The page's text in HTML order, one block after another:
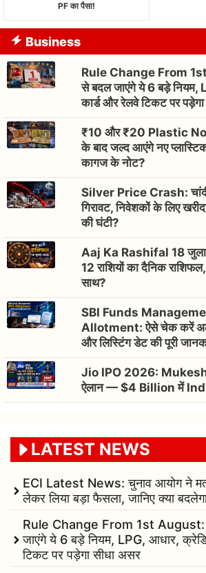
PF का पैसा!
Business
Rule Change From
से बदल जाएंगे ये 6 बड़े नियम,
कार्ड और रेलवे टिकट पर
₹10 और ₹20 Plastic
के बाद जल्द आएंगे नए
कागज के नोट?
Silver Price Crash: चांदी
गिरावट, निवेशकों के लिए
की घंटी?
Aaj Ka Rashifal 18
12 राशियों का दैनिक
साथ?
SBI Funds
Allotment: ऐसे चेक करें
और लिस्टिंग डेट की पूरी
Jio IPO 2026:
ऐलान — $4 Billion में
LATEST NEWS
ECI Latest News: चुनाव आयोग ने
लेकर लिया बड़ा फैसला, जानिए क्या
Rule Change From 1st
जाएंगे ये 6 बड़े नियम, LPG, आधार,
टिकट पर पड़ेगा सीधा असर